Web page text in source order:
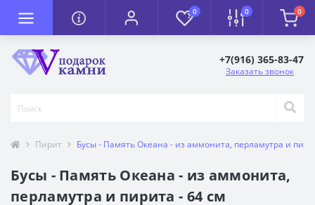
0 0 0
+7(916) 365-83-47
Заказать звонок
Пирит Бусы - Память Океана - из аммонита, перламутра и
Бусы - Память Океана - из аммонита,
перламутра и пирита - 64 см